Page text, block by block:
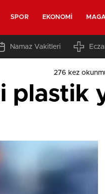
SPOR EKONOMI
Namaz Vakitleri
276 kez
plastik